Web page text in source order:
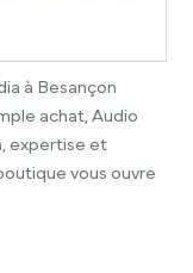
à Besançon
achat, Audio
expertise et
vous ouvre